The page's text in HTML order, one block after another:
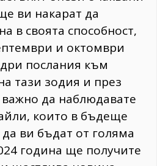
ви накарат да
в своята способност,
и октомври
послания към
тази зодия и през
да наблюдавате
които в бъдеще
ви бъдат от голяма
година ще получите